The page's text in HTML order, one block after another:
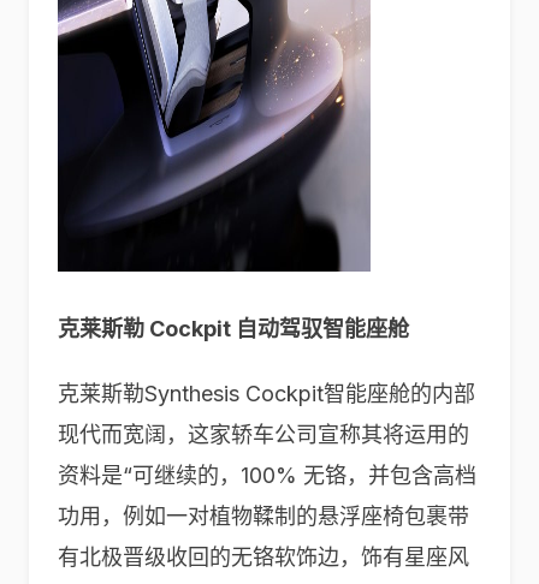
克莱斯勒 Cockpit 自动驾驭智能座舱
克莱斯勒Synthesis Cockpit智能座舱的内部
现代而宽阔，这家轿车公司宣称其将运用的
资料是“可继续的，100% 无铬，并包含高档
功用，例如一对植物鞣制的悬浮座椅包裹带
有北极晋级收回的无铬软饰边，饰有星座风